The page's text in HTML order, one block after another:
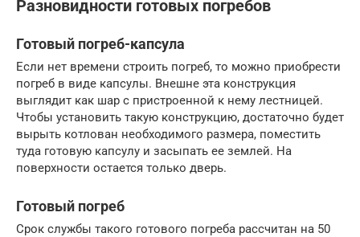
Разновидности готовых погребов
Готовый погреб-капсула
Если нет времени строить погреб, то можно приобрести
погреб в виде капсулы. Внешне эта конструкция
выглядит как шар с пристроенной к нему лестницей.
Чтобы установить такую конструкцию, достаточно будет
вырыть котлован необходимого размера, поместить
туда готовую капсулу и засыпать ее землей. На
поверхности остается только дверь.
Готовый погреб
Срок службы такого готового погреба рассчитан на 50